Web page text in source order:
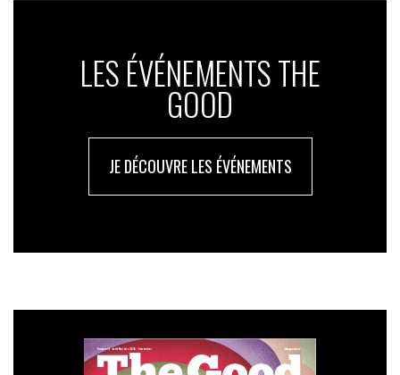
LES ÉVÉNEMENTS THE
GOOD
JE DÉCOUVRE LES ÉVÉNEMENTS